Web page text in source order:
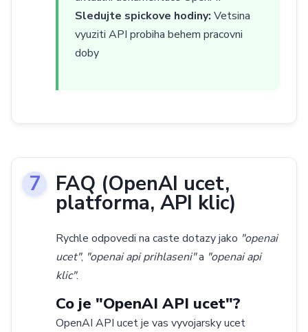
Sledujte spickove hodiny: Vetsina
vyuziti API probiha behem pracovni
doby
FAQ (OpenAI ucet,
platforma, API klic)
Rychle odpovedi na caste dotazy jako "openai
ucet", "openai api prihlaseni"a "openai api
klic".
Co je "OpenAI API ucet"?
OpenAI API ucet je vas vyvojarsky ucet